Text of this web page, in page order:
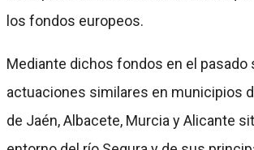
los fondos europeos.
Mediante dichos fondos en el pasado
actuaciones similares en municipios
de Jaén, Albacete, Murcia y Alicante